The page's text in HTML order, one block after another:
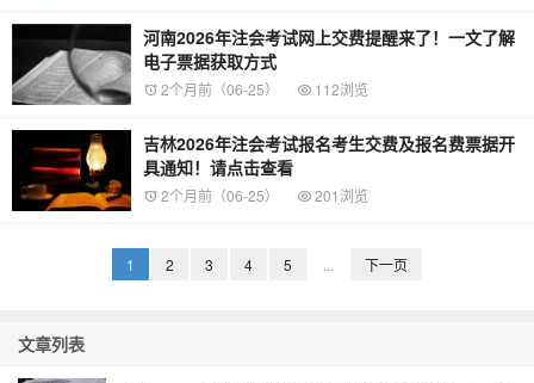
河南2026年注会考试网上交费提醒来了！一文了解
电子票据获取方式
2个月前（06-25） 112浏览
吉林2026年注会考试报名考生交费及报名费票据开
具通知！请点击查看
2个月前（06-25） 201浏览
1 2 3 4 5 下一页
文章列表